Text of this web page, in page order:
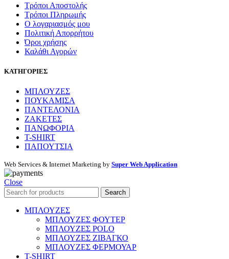
Τρόποι Αποστολής
Τρόποι Πληρωμής
Ο λογαριασμός μου
Πολιτική Απορρήτου
Όροι χρήσης
Καλάθι Αγορών
ΚΑΤΗΓΟΡΙΕΣ
ΜΠΛΟΥΖΕΣ
ΠΟΥΚΑΜΙΣΑ
ΠΑΝΤΕΛΟΝΙΑ
ΖΑΚΕΤΕΣ
ΠΑΝΩΦΟΡΙΑ
T-SHIRT
ΠΑΠΟΥΤΣΙΑ
Web Services & Internet Marketing by Super Web Application
Close
Search
ΜΠΛΟΥΖΕΣ
ΜΠΛΟΥΖΕΣ ΦΟΥΤΕΡ
ΜΠΛΟΥΖΕΣ POLO
ΜΠΛΟΥΖΕΣ ΖΙΒΑΓΚΟ
ΜΠΛΟΥΖΕΣ ΦΕΡΜΟΥΑΡ
T-SHIRT